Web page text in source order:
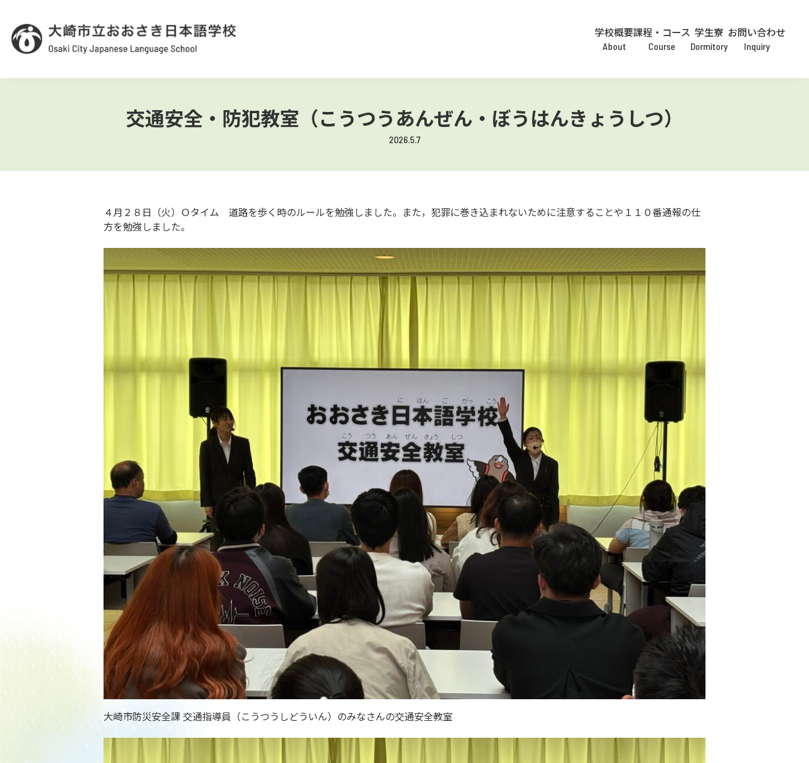
学校概要
About
課程・コース
Course
学生寮
Dormitory
お問い合わせ
Inquiry
交通安全・防犯教室（こうつうあんぜん・ぼうはんきょうしつ）
2026.5.7
４月２８日（火）Ｏタイム 道路を歩く時のルールを勉強しました。また，犯罪に巻き込まれないために注意することや１１０番通報の仕
方を勉強しました。
大崎市防災安全課 交通指導員（こうつうしどういん）のみなさんの交通安全教室